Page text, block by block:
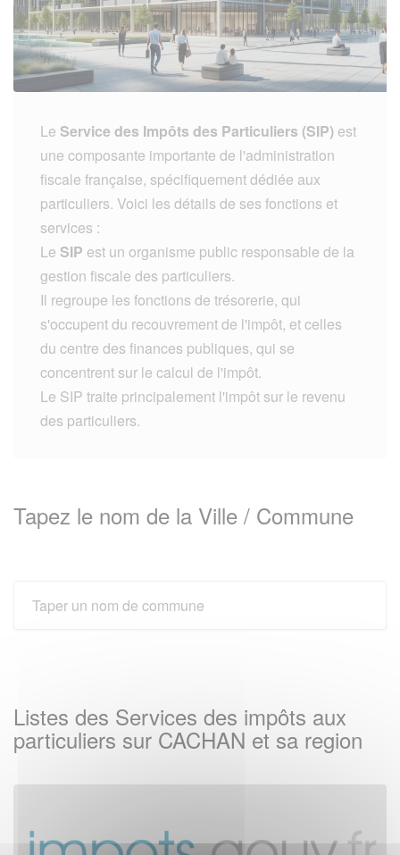
Le Service des Impôts des Particuliers (SIP) est
une composante importante de l'administration
fiscale française, spécifiquement dédiée aux
particuliers. Voici les détails de ses fonctions et
services :
Le SIP est un organisme public responsable de la
gestion fiscale des particuliers.
Il regroupe les fonctions de trésorerie, qui
s'occupent du recouvrement de l'impôt, et celles
du centre des finances publiques, qui se
concentrent sur le calcul de l'impôt.
Le SIP traite principalement l'impôt sur le revenu
des particuliers.
Tapez le nom de la Ville / Commune
Listes des Services des impôts aux
particuliers sur CACHAN et sa region